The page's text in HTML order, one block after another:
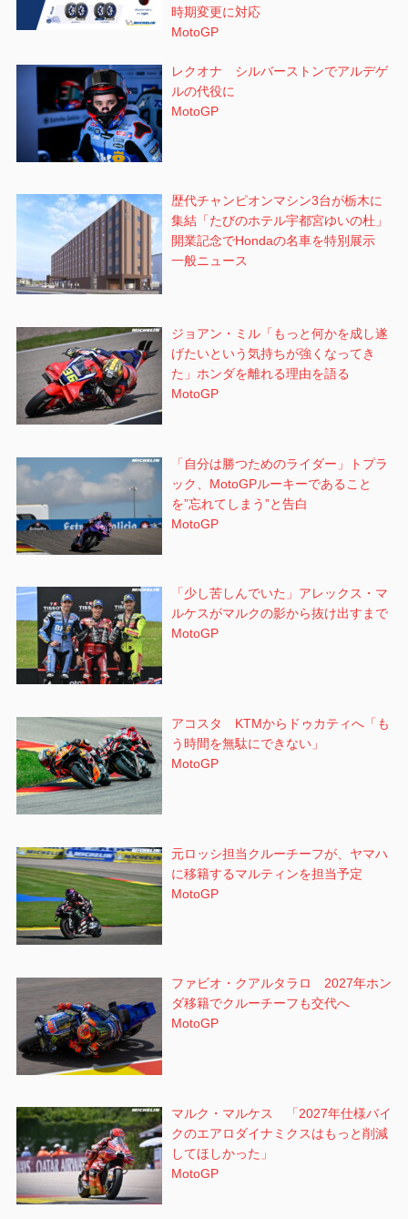
時期変更に対応
MotoGP
レクオナ シルバーストンでアルデゲ
ルの代役に
MotoGP
歴代チャンピオンマシン3台が栃木に
集結「たびのホテル宇都宮ゆいの杜」
開業記念でHondaの名車を特別展示
一般ニュース
ジョアン・ミル「もっと何かを成し遂
げたいという気持ちが強くなってき
た」ホンダを離れる理由を語る
MotoGP
「自分は勝つためのライダー」トプラ
ック、MotoGPルーキーであること
を”忘れてしまう”と告白
MotoGP
「少し苦しんでいた」アレックス・マ
ルケスがマルクの影から抜け出すまで
MotoGP
アコスタ KTMからドゥカティへ「も
う時間を無駄にできない」
MotoGP
元ロッシ担当クルーチーフが、ヤマハ
に移籍するマルティンを担当予定
MotoGP
ファビオ・クアルタラロ 2027年ホン
ダ移籍でクルーチーフも交代へ
MotoGP
マルク・マルケス 「2027年仕様バイ
クのエアロダイナミクスはもっと削減
してほしかった」
MotoGP